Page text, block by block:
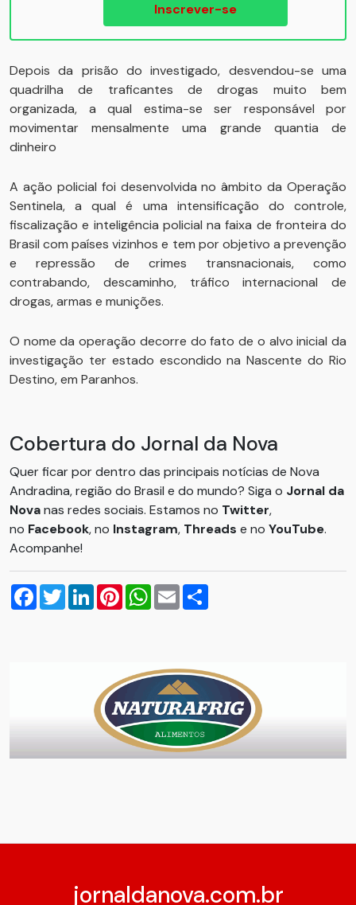
Inscrever-se
Depois da prisão do investigado, desvendou-se uma
quadrilha de traficantes de drogas muito bem
organizada, a qual estima-se ser responsável por
movimentar mensalmente uma grande quantia de
dinheiro
A ação policial foi desenvolvida no âmbito da Operação
Sentinela, a qual é uma intensificação do controle,
fiscalização e inteligência policial na faixa de fronteira do
Brasil com países vizinhos e tem por objetivo a prevenção
e repressão de crimes transnacionais, como
contrabando, descaminho, tráfico internacional de
drogas, armas e munições.
O nome da operação decorre do fato de o alvo inicial da
investigação ter estado escondido na Nascente do Rio
Destino, em Paranhos.
Cobertura do Jornal da Nova
Quer ficar por dentro das principais notícias de Nova
Andradina, região do Brasil e do mundo? Siga o Jornal da
Novanas redes sociais. Estamos no Twitter,
no Facebook, no Instagram, Threads e no YouTube.
Acompanhe!
Facebook
TwitterLinkedInPinterestWhatsApp
Email
jornaldanova.com.br